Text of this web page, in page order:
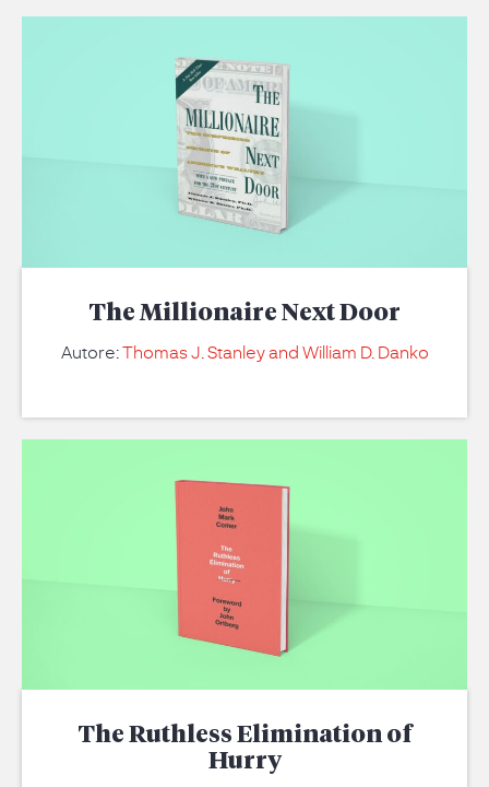
The Millionaire Next Door
Autore:Thomas J. Stanley and William D. Danko
The Ruthless Elimination of
Hurry